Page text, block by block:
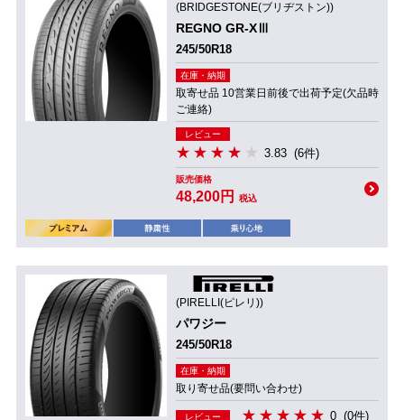
(BRIDGESTONE(ブリヂストン))
REGNO GR-XⅢ
245/50R18
在庫・納期
取寄せ品 10営業日前後で出荷予定(欠品時
ご連絡)
レビュー
3.83 (6件)
販売価格
48,200円 税込
(PIRELLI(ピレリ))
パワジー
245/50R18
在庫・納期
取り寄せ品(要問い合わせ)
レビュー 0 (0件)